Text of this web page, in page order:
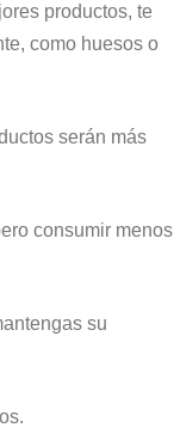
productos, te
como huesos o
serán más
consumir menos
su